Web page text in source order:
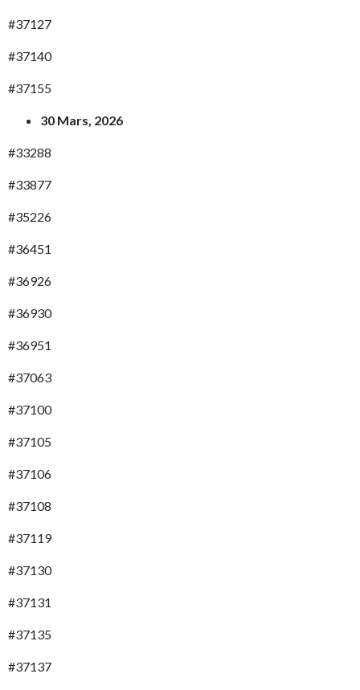
#37127
#37140
#37155
30 Mars, 2026
#33288
#33877
#35226
#36451
#36926
#36930
#36951
#37063
#37100
#37105
#37106
#37108
#37119
#37130
#37131
#37135
#37137